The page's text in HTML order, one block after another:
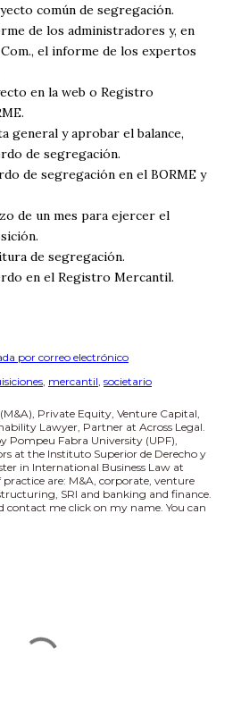
común de segregación.
de los administradores y, en
Com., el informe de los expertos
en la web o Registro
general y aprobar el balance,
de segregación.
de segregación en el BORME y
de un mes para ejercer el
de segregación.
en el Registro Mercantil.
por correo electrónico
mercantil societario
Private Equity, Venture Capital,
Lawyer, Partner at Across Legal.
Pompeu Fabra University (UPF),
at the Instituto Superior de Derecho y
in International Business Law at
practice are: M&A, corporate, venture
SRI and banking and finance.
me click on my name. You can